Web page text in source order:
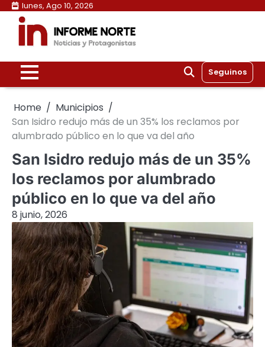
Skip
content
lunes, Ago 10, 2026
Seguinos
Home
Municipios
San Isidro redujo más de un 35% los reclamos por
alumbrado público en lo que va del año
San Isidro redujo más de un 35%
los reclamos por alumbrado
público en lo que va del año
8 junio, 2026